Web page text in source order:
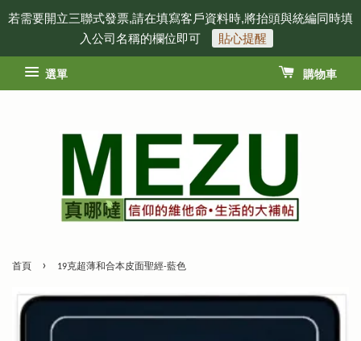
若需要開立三聯式發票,請在填寫客戶資料時,將抬頭與統編同時填
入公司名稱的欄位即可
貼心提醒
選單 購物車
首頁 › 19克超薄和合本皮面聖經-藍色